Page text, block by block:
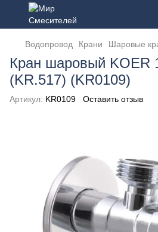
Водопровод Крани Шаровые
Кран шаровый KOER
(KR.517) (KR0109)
Артикул: KR0109 Оставить отзыв